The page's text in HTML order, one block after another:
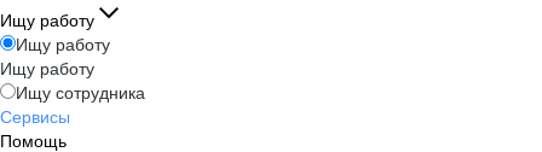
Ищу работу
Ищу работу
Ищу работу
Ищу сотрудника
Сервисы
Помощь